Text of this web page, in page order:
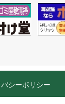
シーポリシー